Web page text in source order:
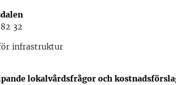
32
infrastruktur
lokalvårdsfrågor och